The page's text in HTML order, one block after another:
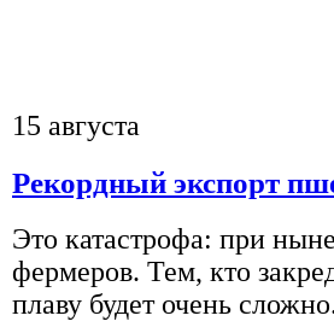
15 августа
Рекордный экспорт
Это катастрофа: при
фермеров. Тем, кто
плаву будет очень